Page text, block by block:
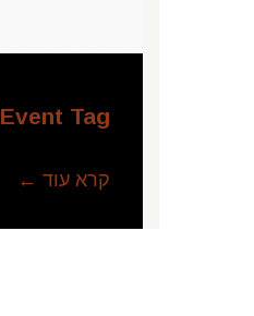
Event Tag:
קרא עוד ←